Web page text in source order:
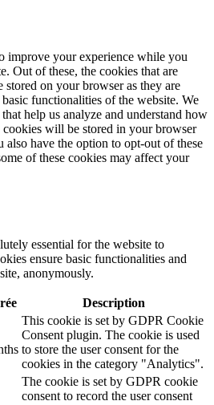
improve your experience while you
Out of these, the cookies that are
stored on your browser as they are
functionalities of the website. We
help us analyze and understand how
cookies will be stored in your browser
have the option to opt-out of these
of these cookies may affect your
essential for the website to
ensure basic functionalities and
anonymously.
Description
This cookie is set by GDPR Cookie
Consent plugin. The cookie is used
to store the user consent for the
cookies in the category "Analytics".
The cookie is set by GDPR cookie
consent to record the user consent